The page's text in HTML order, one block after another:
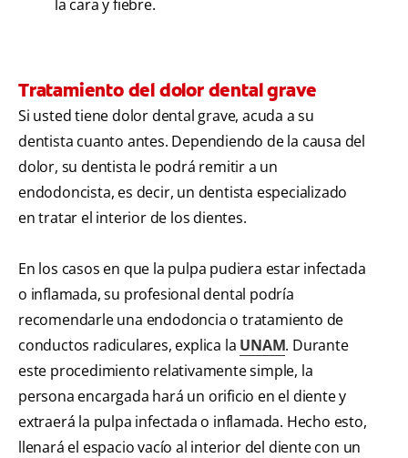
la cara y fiebre.
Tratamiento del dolor dental grave
Si usted tiene dolor dental grave, acuda a su
dentista cuanto antes. Dependiendo de la causa del
dolor, su dentista le podrá remitir a un
endodoncista, es decir, un dentista especializado
en tratar el interior de los dientes.
En los casos en que la pulpa pudiera estar infectada
o inflamada, su profesional dental podría
recomendarle una endodoncia o tratamiento de
conductos radiculares, explica la UNAM. Durante
este procedimiento relativamente simple, la
persona encargada hará un orificio en el diente y
extraerá la pulpa infectada o inflamada. Hecho esto,
llenará el espacio vacío al interior del diente con un